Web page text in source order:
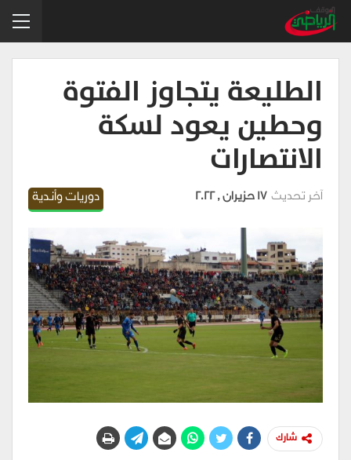
الطليعة يتجاوز الفتوة
وحطين يعود لسكة
الانتصارات
دوريات وأندية آخر تحديث17 حزيران , 2022
شارك